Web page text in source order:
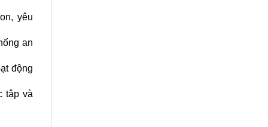
yêu
an
động
tập và